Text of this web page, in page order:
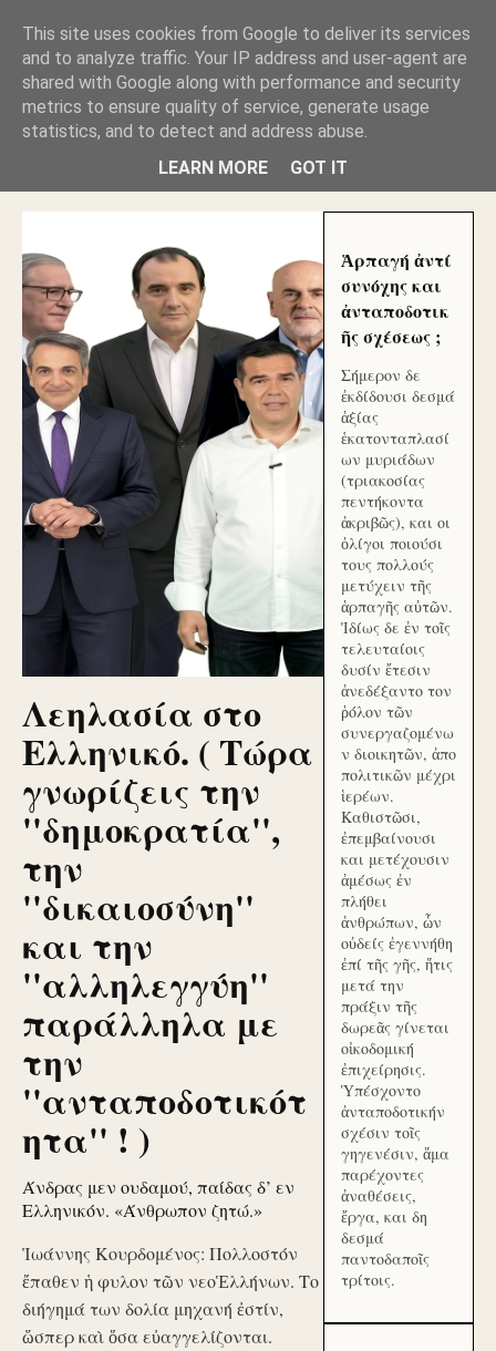
ΑΥΤΟΧΘΟΝΕΣ ΜΟΥ ΕΚΛΕΙΣΑΝ ΤΑ ΣΟΣΙΑΛ ΚΑΙ
ΦΙΜΩΣΑΝ ΤΟ SITE. ΟΙ ΧΙΛΙΑΔΕΣ ΜΙΚΡΟΕΠΕΝΔΥΤΕΣ
ΕΠΕΝΔΥΣΑΤΕ ΓΙΑ ΛΕΗΛΑΣΙΑ ΚΑΙ ΕΓΚΛΗΜΑ ?
ΓΛΥΦΑΔΑ WEB |ΟΙ ΜΕΓΑΛΟΙ ΚΛΕΠΤΑΙ ΑΠΟ ΤΟ
ΜΙΚΡΟΝ ΑΠΑΓΟΥΣΙ
Λεηλασία στο
Ελληνικό. ( Τώρα
γνωρίζεις την
''δημοκρατία'',
την
''δικαιοσύνη''
και την
''αλληλεγγύη''
παράλληλα με
την
''ανταποδοτικότ
ητα'' ! )
Άνδρας μεν ουδαμού, παίδας δ’ εν
Ελληνικόν. «Άνθρωπον ζητώ.»
Ἰωάννης Κουρδομένος: Πολλοστόν
ἔπαθεν ἡ φυλον τῶν νεοἙλλήνων. Το
διήγημά των δολία μηχανή ἐστίν,
ὥσπερ καὶ ὅσα εὐαγγελίζονται.
Ἁρπαγή ἀντί
συνόχης και
ἀνταποδοτικ
ῆς σχέσεως ;
Σήμερον δε
ἐκδίδουσι δεσμά
ἀξίας
ἑκατονταπλασί
ων μυριάδων
(τριακοσίας
πεντήκοντα
ἀκριβῶς), και οι
ὀλίγοι ποιούσι
τους πολλούς
μετύχειν τῆς
ἁρπαγῆς αὐτῶν.
Ἰδίως δε ἐν τοῖς
τελευταίοις
δυσίν ἔτεσιν
ἀνεδέξαντο τον
ῥόλον τῶν
συνεργαζομένω
ν διοικητῶν, ἀπο
πολιτικῶν μέχρι
ἱερέων.
Καθιστῶσι,
ἐπεμβαίνουσι
και μετέχουσιν
ἀμέσως ἐν
πλήθει
ἀνθρώπων, ὧν
οὐδείς ἐγεννήθη
ἐπί τῆς γῆς, ἥτις
μετά την
πράξιν τῆς
δωρεᾶς γίνεται
οἰκοδομική
ἐπιχείρησις.
Ὑπέσχοντο
ἀνταποδοτικήν
σχέσιν τοῖς
γηγενέσιν, ἅμα
παρέχοντες
ἀναθέσεις,
ἔργα, και δη
δεσμά
παντοδαποῖς
τρίτοις.
This site uses cookies from Google to deliver its services
and to analyze traffic. Your IP address and user-agent are
shared with Google along with performance and security
metrics to ensure quality of service, generate usage
statistics, and to detect and address abuse.
LEARN MORE
GOT IT